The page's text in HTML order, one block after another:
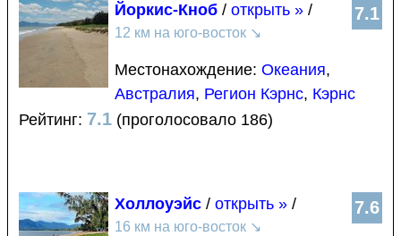
7.1
Йоркис-Кноб / открыть » /
12 км на юго-восток ↘
Местонахождение: Океания,
Австралия, Регион Кэрнс, Кэрнс
Рейтинг: 7.1 (проголосовало 186)
7.6
Холлоуэйс / открыть » /
16 км на юго-восток ↘